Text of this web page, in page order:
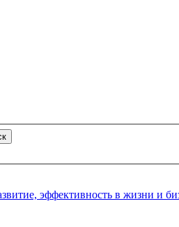
эффективность в жизни и